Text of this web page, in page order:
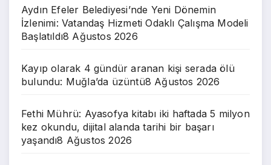
Aydın Efeler Belediyesi’nde Yeni Dönemin
İzlenimi: Vatandaş Hizmeti Odaklı Çalışma Modeli
Başlatıldı8 Ağustos 2026
Kayıp olarak 4 gündür aranan kişi serada ölü
bulundu: Muğla’da üzüntü8 Ağustos 2026
Fethi Mührü: Ayasofya kitabı iki haftada 5 milyon
kez okundu, dijital alanda tarihi bir başarı
yaşandı8 Ağustos 2026